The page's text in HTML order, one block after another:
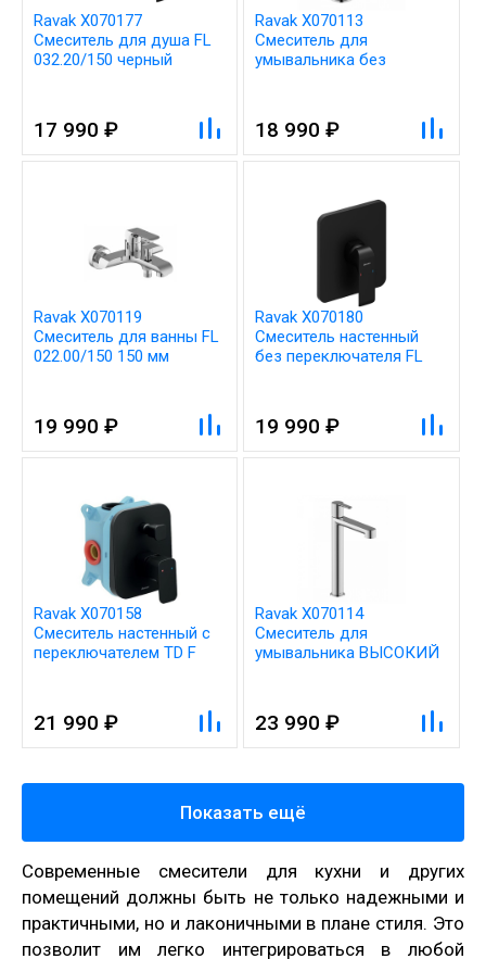
Ravak X070177
Смеситель для душа FL
032.20/150 черный
17 990 ₽
Ravak X070113
Смеситель для
умывальника без
18 990 ₽
Ravak X070119
Смеситель для ванны FL
022.00/150 150 мм
19 990 ₽
Ravak X070180
Смеситель настенный
без переключателя FL
19 990 ₽
Ravak X070158
Смеситель настенный с
переключателем TD F
21 990 ₽
Ravak X070114
Смеситель для
умывальника ВЫСОКИЙ
23 990 ₽
Показать ещё
Современные смесители для кухни и других
помещений должны быть не только надежными и
практичными, но и лаконичными в плане стиля. Это
позволит им легко интегрироваться в любой